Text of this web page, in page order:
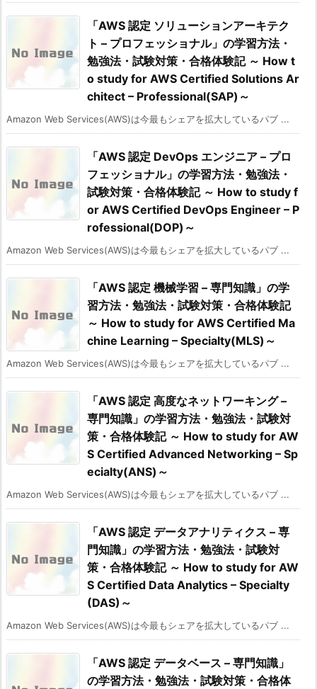
「AWS 認定 ソリューションアーキテク
ト – プロフェッショナル」の学習方法・
勉強法・試験対策・合格体験記 ～ How t
o study for AWS Certified Solutions Ar
chitect – Professional(SAP)～
Amazon Web Services(AWS)は今最もシェアを拡大しているパブ ...
「AWS 認定 DevOps エンジニア – プロ
フェッショナル」の学習方法・勉強法・
試験対策・合格体験記 ～ How to study f
or AWS Certified DevOps Engineer – P
rofessional(DOP)～
Amazon Web Services(AWS)は今最もシェアを拡大しているパブ ...
「AWS 認定 機械学習 – 専門知識」の学
習方法・勉強法・試験対策・合格体験記
～ How to study for AWS Certified Ma
chine Learning – Specialty(MLS)～
Amazon Web Services(AWS)は今最もシェアを拡大しているパブ ...
「AWS 認定 高度なネットワーキング –
専門知識」の学習方法・勉強法・試験対
策・合格体験記 ～ How to study for AW
S Certified Advanced Networking – Sp
ecialty(ANS)～
Amazon Web Services(AWS)は今最もシェアを拡大しているパブ ...
「AWS 認定 データアナリティクス – 専
門知識」の学習方法・勉強法・試験対
策・合格体験記 ～ How to study for AW
S Certified Data Analytics – Specialty
(DAS)～
Amazon Web Services(AWS)は今最もシェアを拡大しているパブ ...
「AWS 認定 データベース – 専門知識」
の学習方法・勉強法・試験対策・合格体